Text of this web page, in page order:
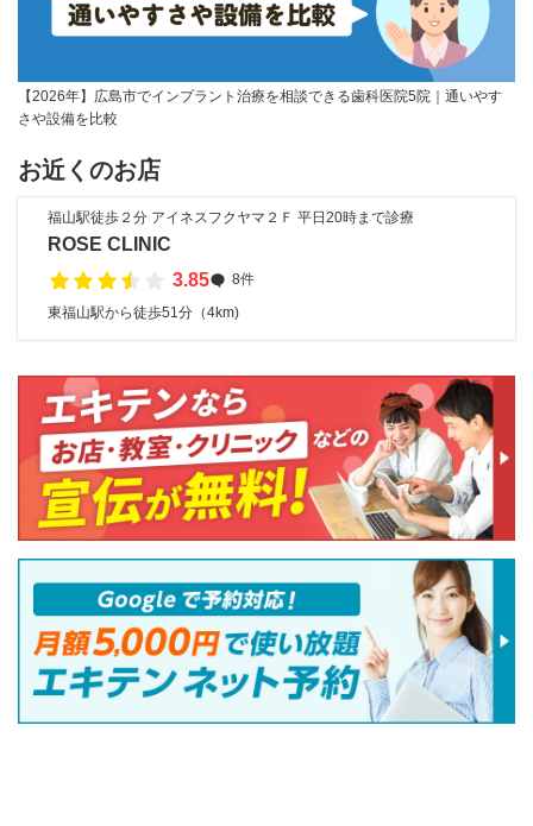
【2026年】広島市でインプラント治療を相談できる歯科医院5院｜通いやす
さや設備を比較
お近くのお店
福山駅徒歩２分 アイネスフクヤマ２Ｆ 平日20時まで診療
ROSE CLINIC
3.85
8件
東福山駅から徒歩51分（4km)